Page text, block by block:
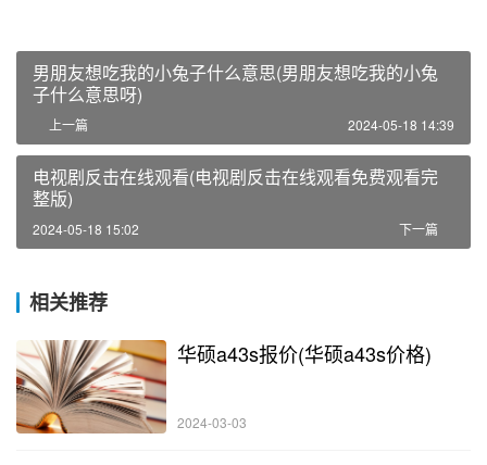
男朋友想吃我的小兔子什么意思(男朋友想吃我的小兔
子什么意思呀)
上一篇 2024-05-18 14:39
电视剧反击在线观看(电视剧反击在线观看免费观看完
整版)
下一篇
2024-05-18 15:02
相关推荐
华硕a43s报价(华硕a43s价格)
2024-03-03